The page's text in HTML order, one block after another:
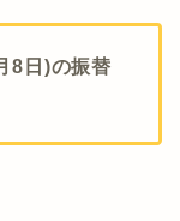
8日)の振替